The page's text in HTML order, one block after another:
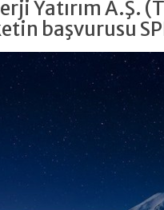
Yatırım A.Ş.
başvurusu